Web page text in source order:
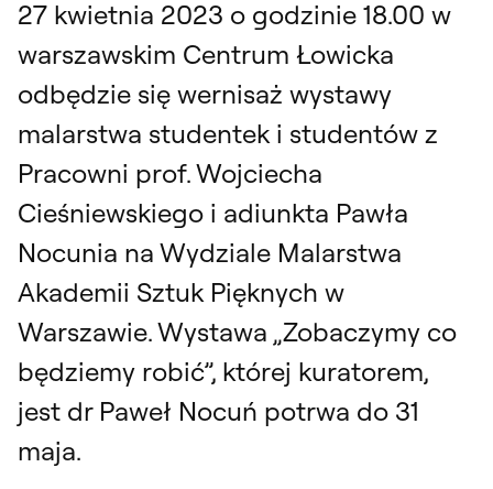
27 kwietnia 2023 o godzinie 18.00 w
warszawskim Centrum Łowicka
odbędzie się wernisaż wystawy
malarstwa studentek i studentów z
Pracowni prof. Wojciecha
Cieśniewskiego i adiunkta Pawła
Nocunia na Wydziale Malarstwa
Akademii Sztuk Pięknych w
Warszawie. Wystawa „Zobaczymy co
będziemy robić”, której kuratorem,
jest dr Paweł Nocuń potrwa do 31
maja.